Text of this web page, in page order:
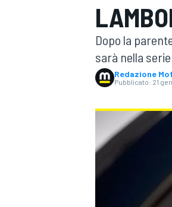
MOTOGP
WRC
Dopo la
sarà nella
Redazione
Pubblicato: 21